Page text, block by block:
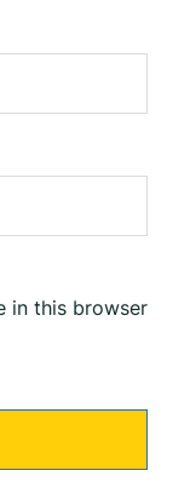
in this browser